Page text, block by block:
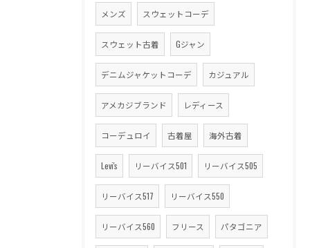
メンズ スウェットコーデ
スウェット古着 Gジャン
デニムジャケットコーデ カジュアル
アメカジブランド レディース
コーデュロイ 古着屋 海外古着
Levi's リーバイス501 リーバイス505
リーバイス517 リーバイス550
リーバイス560 フリース パタゴニア